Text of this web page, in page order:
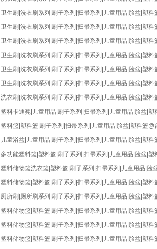
卫生刷|洗衣刷系列|刷子系列|扫帚系列|儿童用品|脸盆|塑
卫生刷|洗衣刷系列|刷子系列|扫帚系列|儿童用品|脸盆|塑
卫生刷|洗衣刷系列|刷子系列|扫帚系列|儿童用品|脸盆|塑
卫生刷|洗衣刷系列|刷子系列|扫帚系列|儿童用品|脸盆|塑
卫生刷|洗衣刷系列|刷子系列|扫帚系列|儿童用品|脸盆|塑
卫生刷|洗衣刷系列|刷子系列|扫帚系列|儿童用品|脸盆|塑
洗衣刷|洗衣刷系列|刷子系列|扫帚系列|儿童用品|脸盆|塑
塑料卡通凳|儿童用品|刷子系列|扫帚系列|儿童用品|脸盆|
塑料篮|塑料篮|刷子系列|扫帚系列|儿童用品|脸盆|塑料篮
儿童浴盆|儿童用品|刷子系列|扫帚系列|儿童用品|脸盆|塑
多功能塑料篮|塑料篮|刷子系列|扫帚系列|儿童用品|脸盆|
塑料储物篮洗衣篮|塑料篮|刷子系列|扫帚系列|儿童用品|脸
塑料储物篮|塑料篮|刷子系列|扫帚系列|儿童用品|脸盆|塑
厕所刷|厕所刷系列|刷子系列|扫帚系列|儿童用品|脸盆|塑
塑料储物篮|塑料篮|刷子系列|扫帚系列|儿童用品|脸盆|塑
塑料储物篮|塑料篮|刷子系列|扫帚系列|儿童用品|脸盆|塑
塑料储物篮|塑料篮|刷子系列|扫帚系列|儿童用品|脸盆|塑